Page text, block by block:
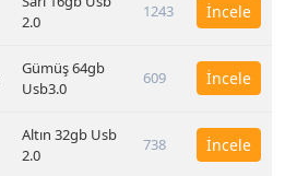
2.0
1243 İncele
Gümüş 64gb
Usb3.0
609 İncele
Altın 32gb Usb
2.0
738 İncele